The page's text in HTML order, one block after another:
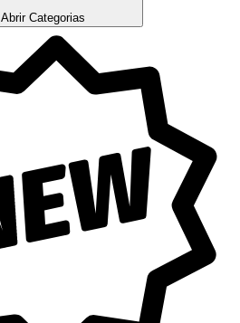
Abrir Categorias